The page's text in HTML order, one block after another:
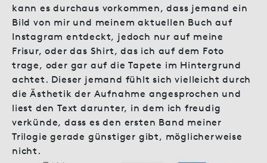
kann es durchaus vorkommen, dass jemand ein
Bild von mir und meinem aktuellen Buch auf
Instagram entdeckt, jedoch nur auf meine
Frisur, oder das Shirt, das ich auf dem Foto
trage, oder gar auf die Tapete im Hintergrund
achtet. Dieser jemand fühlt sich vielleicht durch
die Ästhetik der Aufnahme angesprochen und
liest den Text darunter, in dem ich freudig
verkünde, dass es den ersten Band meiner
Trilogie gerade günstiger gibt, möglicherweise
nicht.